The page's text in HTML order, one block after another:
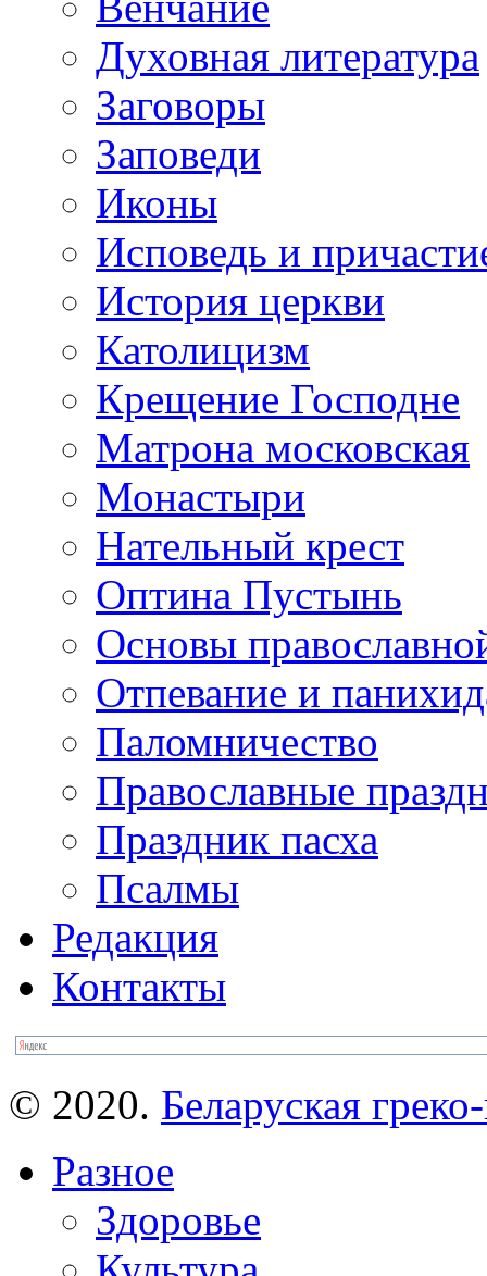
Духовная литература
Заговоры
Заповеди
Иконы
Исповедь и
История церкви
Католицизм
Крещение Господне
Матрона московская
Монастыри
Нательный крест
Оптина Пустынь
Основы
Отпевание и
Паломничество
Православные
Праздник пасха
Псалмы
Редакция
Контакты
© 2020. Беларуская
Разное
Здоровье